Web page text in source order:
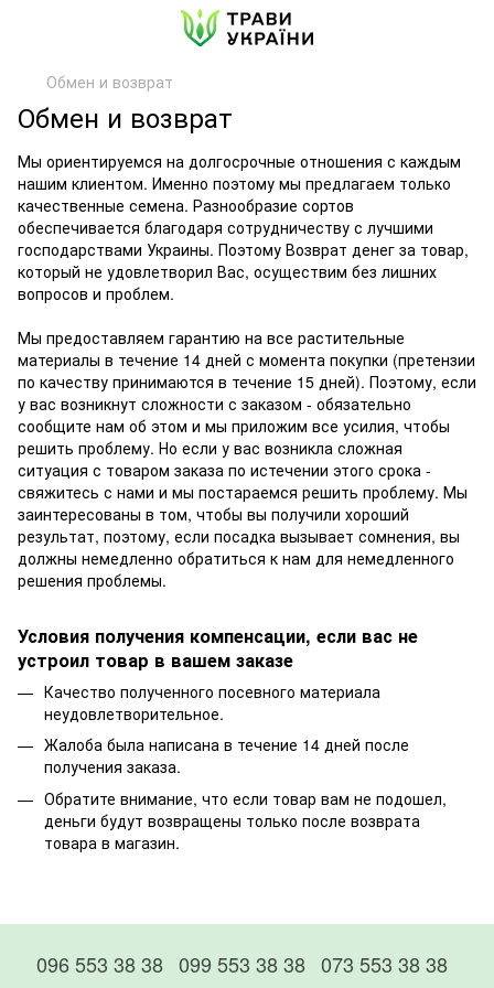
Обмен и возврат
Обмен и возврат
Мы ориентируемся на долгосрочные отношения с каждым
нашим клиентом. Именно поэтому мы предлагаем только
качественные семена. Разнообразие сортов
обеспечивается благодаря сотрудничеству с лучшими
господарствами Украины. Поэтому Возврат денег за товар,
который не удовлетворил Вас, осуществим без лишних
вопросов и проблем.
Мы предоставляем гарантию на все растительные
материалы в течение 14 дней с момента покупки (претензии
по качеству принимаются в течение 15 дней). Поэтому, если
у вас возникнут сложности с заказом - обязательно
сообщите нам об этом и мы приложим все усилия, чтобы
решить проблему. Но если у вас возникла сложная
ситуация с товаром заказа по истечении этого срока -
свяжитесь с нами и мы постараемся решить проблему. Мы
заинтересованы в том, чтобы вы получили хороший
результат, поэтому, если посадка вызывает сомнения, вы
должны немедленно обратиться к нам для немедленного
решения проблемы.
Условия получения компенсации, если вас не
устроил товар в вашем заказе
Качество полученного посевного материала
неудовлетворительное.
Жалоба была написана в течение 14 дней после
получения заказа.
Обратите внимание, что если товар вам не подошел,
деньги будут возвращены только после возврата
товара в магазин.
096 553 38 38 099 553 38 38 073 553 38 38